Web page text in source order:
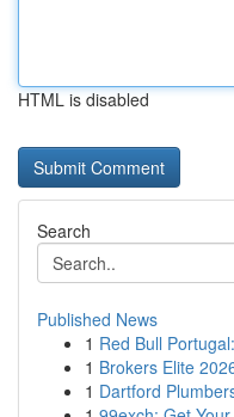
HTML is disabled
Search
Published News
1 Red Bull
1 Brokers Elite
1 Dartford